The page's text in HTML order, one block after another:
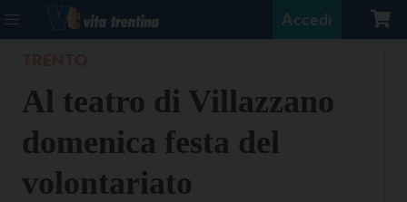
Accedi
Al teatro di Villazzano
domenica festa del
volontariato